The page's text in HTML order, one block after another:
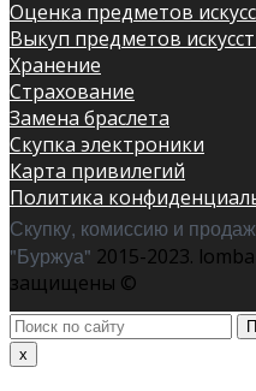
Оценка предметов
Выкуп предметов
Хранение
Страхование
Замена браслета
Скупка электроники
Карта привилегий
Политика
Скупку, комиссию и
"Буржуа" 2015-2023.
защищены ©
Поиск
по
x